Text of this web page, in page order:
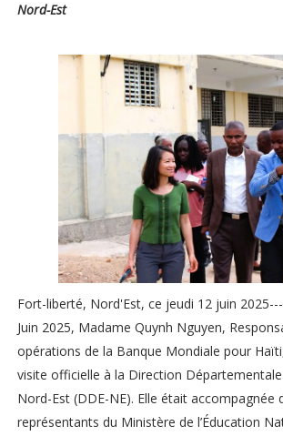
Nord-Est
Fort-liberté, Nord'Est, ce jeudi 12 juin
Juin 2025, Madame Quynh Nguyen,
opérations de la Banque Mondiale pour
visite officielle à la Direction
Nord-Est (DDE-NE). Elle était accompagnée
représentants du Ministère de l’Éducation